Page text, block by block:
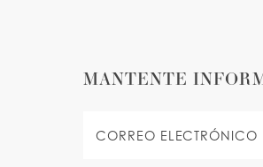
MANTENTE